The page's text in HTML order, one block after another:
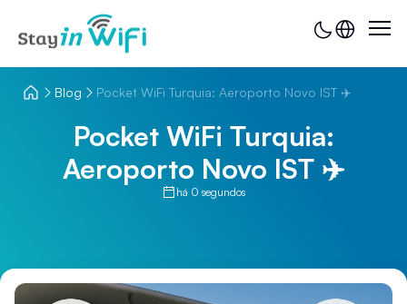
Blog Pocket WiFi Turquia: Aeroporto Novo IST ✈️
Pocket WiFi Turquia:
Aeroporto Novo IST ✈️
há 0 segundos